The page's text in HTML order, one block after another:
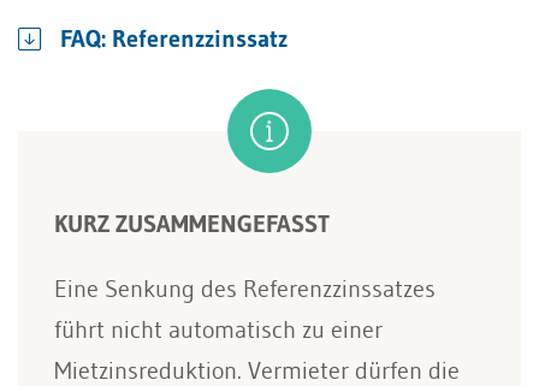
FAQ: Referenzzinssatz
KURZ ZUSAMMENGEFASST
Eine Senkung des Referenzzinssatzes
führt nicht automatisch zu einer
Mietzinsreduktion. Vermieter dürfen die